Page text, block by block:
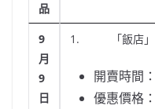
品
9
月
9
日
1. 「飯店」
開賣時間
優惠價格